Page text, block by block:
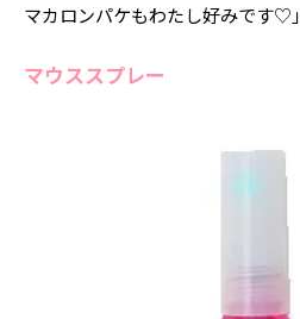
マカロンパケもわたし好みです♡」
マウススプレー